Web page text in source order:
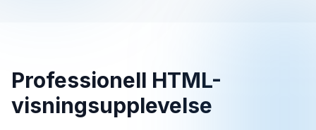
Professionell HTML-
visningsupplevelse